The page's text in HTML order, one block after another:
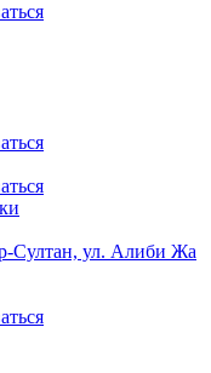
Султан, ул. Алиби Жа